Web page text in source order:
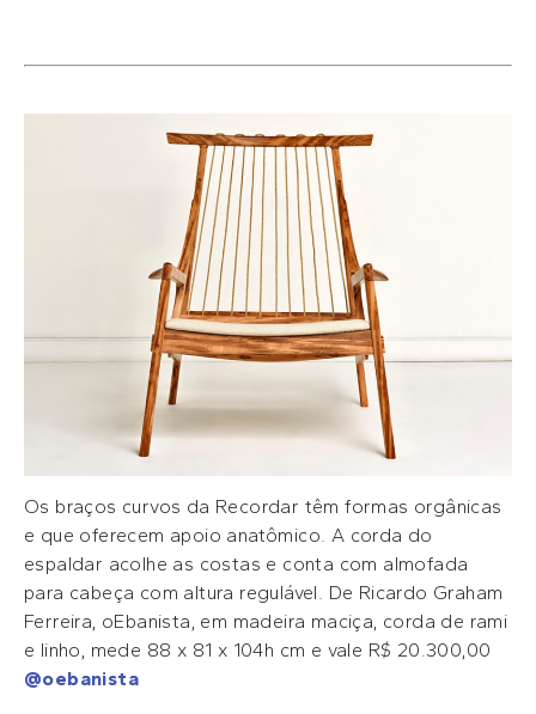
Os braços curvos da Recordar têm formas orgânicas
e que oferecem apoio anatômico. A corda do
espaldar acolhe as costas e conta com almofada
para cabeça com altura regulável. De Ricardo Graham
Ferreira, oEbanista, em madeira maciça, corda de rami
e linho, mede 88 x 81 x 104h cm e vale R$ 20.300,00
@oebanista